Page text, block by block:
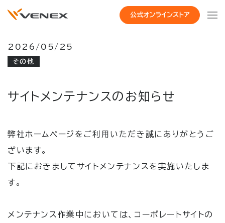
公式オンラインストア
2026/05/25
その他
サイトメンテナンスのお知らせ
弊社ホームページをご利用いただき誠にありがとうご
ざいます。
下記におきましてサイトメンテナンスを実施いたしま
す。
メンテナンス作業中においては、コーポレートサイトの